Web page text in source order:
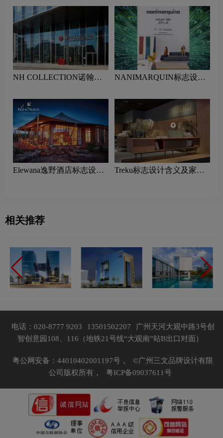
NH COLLECTION诺翰精
品牌设计理念
NANIMARQUIN标志设计
Elewana逸野酒店标志设计
Treku标志设计含义及家具
相关推荐
电话：020-8777 9203 13501502207
广州天河大观中路3号创
智创意园108、116（地铁21号线“大观南”站B出口对面）
粤公网安备：44010402001197号，
©广州三文品牌设计有限
公司版权所有，
粤ICP备09037611号